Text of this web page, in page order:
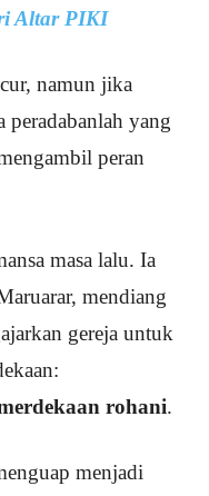
Altar PIKI
namun jika
yang
peran
masa lalu. Ia
mendiang
gereja untuk
rohani.
menjadi